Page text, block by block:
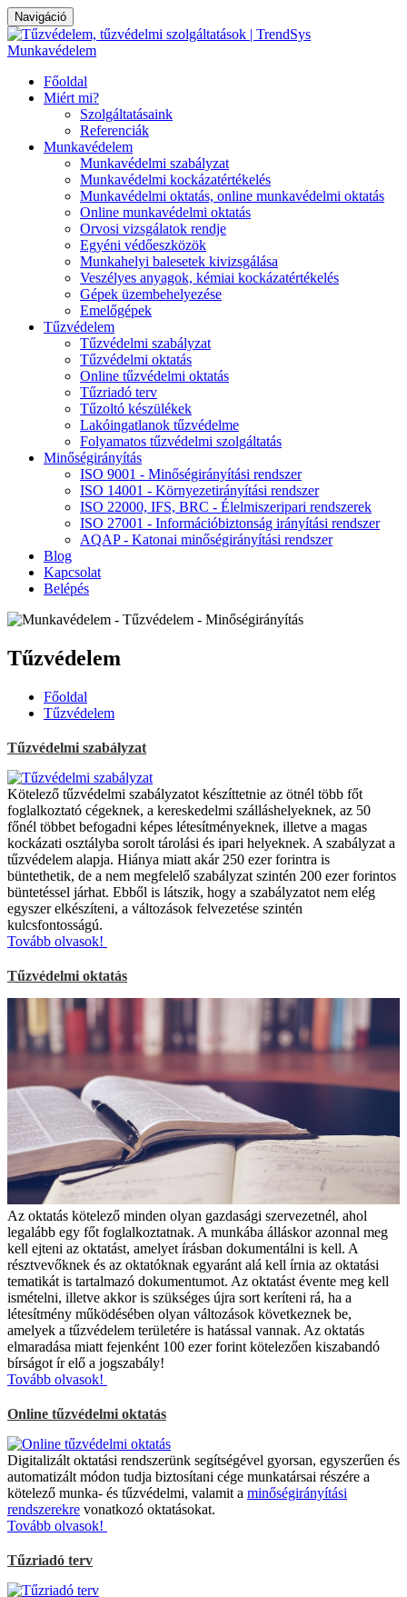
Navigáció
Főoldal
Miért mi?
Szolgáltatásaink
Referenciák
Munkavédelem
Munkavédelmi szabályzat
Munkavédelmi kockázatértékelés
Munkavédelmi oktatás, online munkavédelmi oktatás
Online munkavédelmi oktatás
Orvosi vizsgálatok rendje
Egyéni védőeszközök
Munkahelyi balesetek kivizsgálása
Veszélyes anyagok, kémiai kockázatértékelés
Gépek üzembehelyezése
Emelőgépek
Tűzvédelem
Tűzvédelmi szabályzat
Tűzvédelmi oktatás
Online tűzvédelmi oktatás
Tűzriadó terv
Tűzoltó készülékek
Lakóingatlanok tűzvédelme
Folyamatos tűzvédelmi szolgáltatás
Minőségirányítás
ISO 9001 - Minőségirányítási rendszer
ISO 14001 - Környezetirányítási rendszer
ISO 22000, IFS, BRC - Élelmiszeripari rendszerek
ISO 27001 - Információbiztonság irányítási rendszer
AQAP - Katonai minőségirányítási rendszer
Blog
Kapcsolat
Belépés
Tűzvédelem
Főoldal
Tűzvédelem
Tűzvédelmi szabályzat
Kötelező tűzvédelmi szabályzatot készíttetnie az ötnél több főt
foglalkoztató cégeknek, a kereskedelmi szálláshelyeknek, az 50
főnél többet befogadni képes létesítményeknek, illetve a magas
kockázati osztályba sorolt tárolási és ipari helyeknek. A szabályzat a
tűzvédelem alapja. Hiánya miatt akár 250 ezer forintra is
büntethetik, de a nem megfelelő szabályzat szintén 200 ezer forintos
büntetéssel járhat. Ebből is látszik, hogy a szabályzatot nem elég
egyszer elkészíteni, a változások felvezetése szintén
kulcsfontosságú.
Tovább olvasok!
Tűzvédelmi oktatás
Az oktatás kötelező minden olyan gazdasági szervezetnél, ahol
legalább egy főt foglalkoztatnak. A munkába álláskor azonnal meg
kell ejteni az oktatást, amelyet írásban dokumentálni is kell. A
résztvevőknek és az oktatóknak egyaránt alá kell írnia az oktatási
tematikát is tartalmazó dokumentumot. Az oktatást évente meg kell
ismételni, illetve akkor is szükséges újra sort keríteni rá, ha a
létesítmény működésében olyan változások következnek be,
amelyek a tűzvédelem területére is hatással vannak. Az oktatás
elmaradása miatt fejenként 100 ezer forint kötelezően kiszabandó
bírságot ír elő a jogszabály!
Tovább olvasok!
Online tűzvédelmi oktatás
Digitalizált oktatási rendszerünk segítségével gyorsan, egyszerűen és
automatizált módon tudja biztosítani cége munkatársai részére a
kötelező munka- és tűzvédelmi, valamit a minőségirányítási
rendszerekre vonatkozó oktatásokat.
Tovább olvasok!
Tűzriadó terv